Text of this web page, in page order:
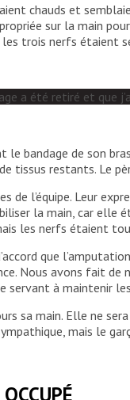
chauds et
sur la main
trois nerfs étaient
a été retiré et que
le bandage de son
tissus restants. Le
de l’équipe. Leur
la main, car elle
les nerfs étaient
que
Nous avons fait
à maintenir
sa main. Elle ne
mais le